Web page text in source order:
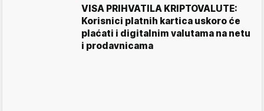
VISA PRIHVATILA KRIPTOVALUTE:
Korisnici platnih kartica uskoro će
plaćati i digitalnim valutama na netu
i prodavnicama